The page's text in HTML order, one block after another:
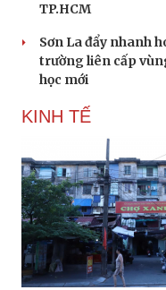
TP.HCM
Sơn La đẩy nhanh
trường liên cấp
học mới
KINH TẾ